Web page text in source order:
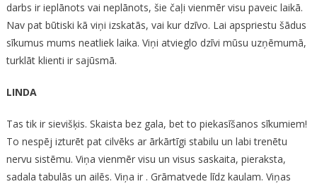
darbs ir ieplānots vai neplānots, šie čaļi vienmēr visu paveic laikā.
Nav pat būtiski kā viņi izskatās, vai kur dzīvo. Lai apspriestu šādus
sīkumus mums neatliek laika. Viņi atvieglo dzīvi mūsu uzņēmumā,
turklāt klienti ir sajūsmā.
LINDA
Tas tik ir sievišķis. Skaista bez gala, bet to piekasīšanos sīkumiem!
To nespēj izturēt pat cilvēks ar ārkārtīgi stabilu un labi trenētu
nervu sistēmu. Viņa vienmēr visu un visus saskaita, pieraksta,
sadala tabulās un ailēs. Viņa ir . Grāmatvede līdz kaulam. Viņas